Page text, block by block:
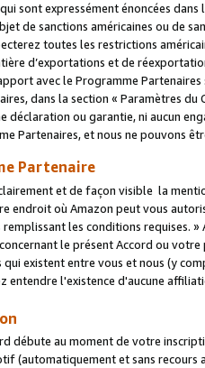
sont expressément énoncées
de sanctions américaines ou de
toutes les restrictions
d’exportations et de
avec le Programme
dans la section « Paramètres du
déclaration ou garantie, ni aucun
Partenaires, et nous ne pouvons
Partenaire
et de façon visible la
endroit où Amazon peut vous
remplissant les conditions requises.
le présent Accord ou
existent entre vous et nous (y
entendre l'existence d'aucune
débute au moment de votre
(automatiquement et sans